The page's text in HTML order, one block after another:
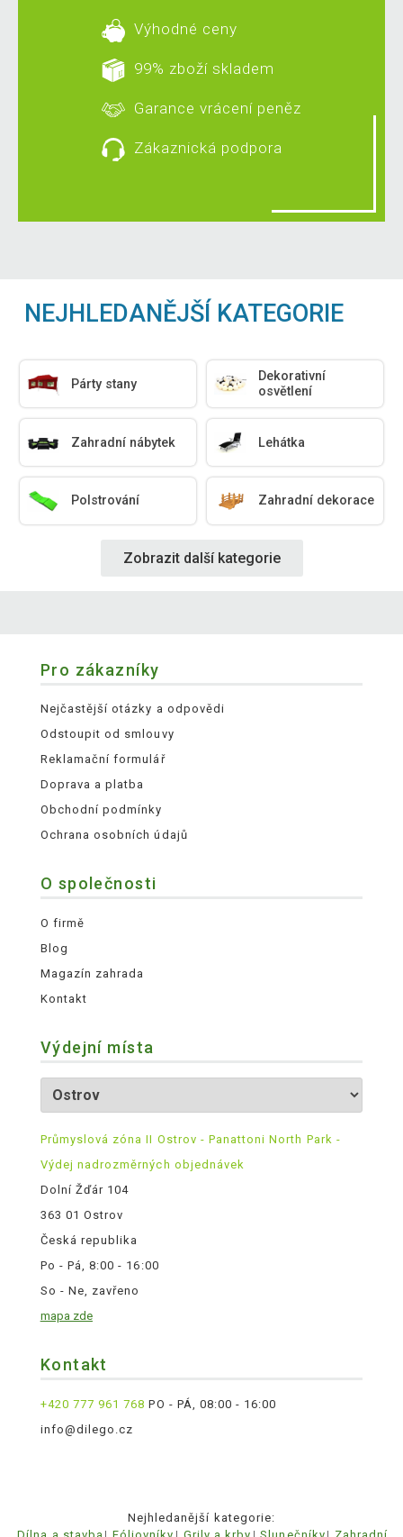
Výhodné ceny
99% zboží skladem
Garance vrácení peněz
Zákaznická podpora
NEJHLEDANĚJŠÍ KATEGORIE
Párty stany
Dekorativní
osvětlení
Zahradní nábytek Lehátka
Polstrování Zahradní dekorace
Zobrazit další kategorie
Pro zákazníky
Nejčastější otázky a odpovědi
Odstoupit od smlouvy
Reklamační formulář
Doprava a platba
Obchodní podmínky
Ochrana osobních údajů
O společnosti
O firmě
Blog
Magazín zahrada
Kontakt
Výdejní místa
Průmyslová zóna II Ostrov - Panattoni North Park -
Výdej nadrozměrných objednávek
Dolní Žďár 104
363 01 Ostrov
Česká republika
Po - Pá, 8:00 - 16:00
So - Ne, zavřeno
mapa zde
Kontakt
+420 777 961 768 PO - PÁ, 08:00 - 16:00
info@dilego.cz
Nejhledanější kategorie: